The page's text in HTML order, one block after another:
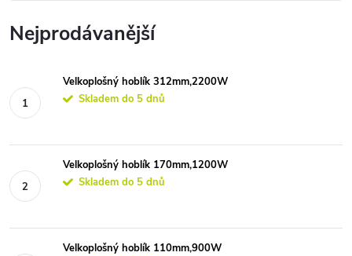
Nejprodávanější
Velkoplošný hoblík 312mm,2200W
Skladem do 5 dnů
Velkoplošný hoblík 170mm,1200W
Skladem do 5 dnů
Velkoplošný hoblík 110mm,900W